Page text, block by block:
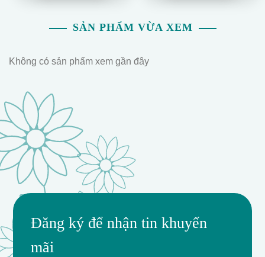
SẢN PHẨM VỪA XEM
Không có sản phẩm xem gần đây
Đăng ký để nhận tin khuyến
mãi